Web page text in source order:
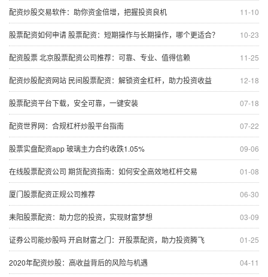
11-10
配资炒股交易软件：助你资金倍增，把握投资良机
10-23
股票配资如何申请 股票配资：短期操作与长期操作，哪个更适合？
11-25
配资股票 北京股票配资公司推荐：可靠、专业、值得信赖
12-18
配资炒股配资网站 民间股票配资：解锁资金杠杆，助力投资收益
07-18
股票配资平台下载，安全可靠，一键安装
07-22
配资世界网：合规杠杆炒股平台指南
09-06
股票实盘配资app 玻璃主力合约收跌1.05%
01-08
在线股票配资公司 期货配资指南：如何安全高效地杠杆交易
06-30
厦门股票配资正规公司推荐
03-09
耒阳股票配资：助力您的投资，实现财富梦想
01-25
证券公司能炒股吗 开启财富之门：开股票配资，助力投资腾飞
04-11
2020年配资炒股：高收益背后的风险与机遇